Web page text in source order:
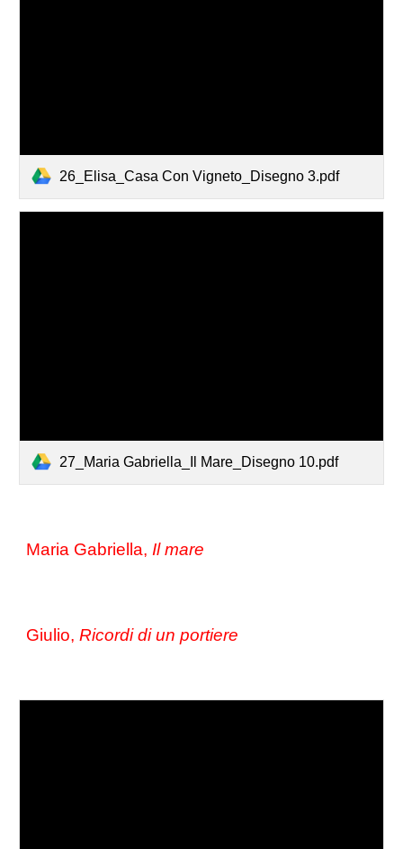
26_Elisa_Casa Con Vigneto_Disegno 3.pdf
27_Maria Gabriella_Il Mare_Disegno 10.pdf
Maria Gabriella, Il mare
Giulio, Ricordi di un portiere